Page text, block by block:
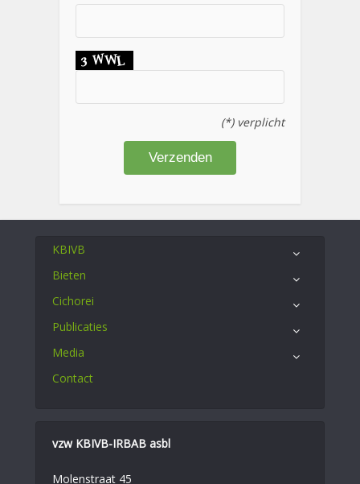
(*) verplicht
KBIVB
Bieten
Cichorei
Publicaties
Media
Contact
vzw KBIVB-IRBAB asbl
Molenstraat 45